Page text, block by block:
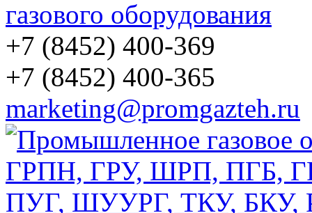
+7 (8452) 400-369
+7 (8452) 400-365
marketing@promgazteh.ru